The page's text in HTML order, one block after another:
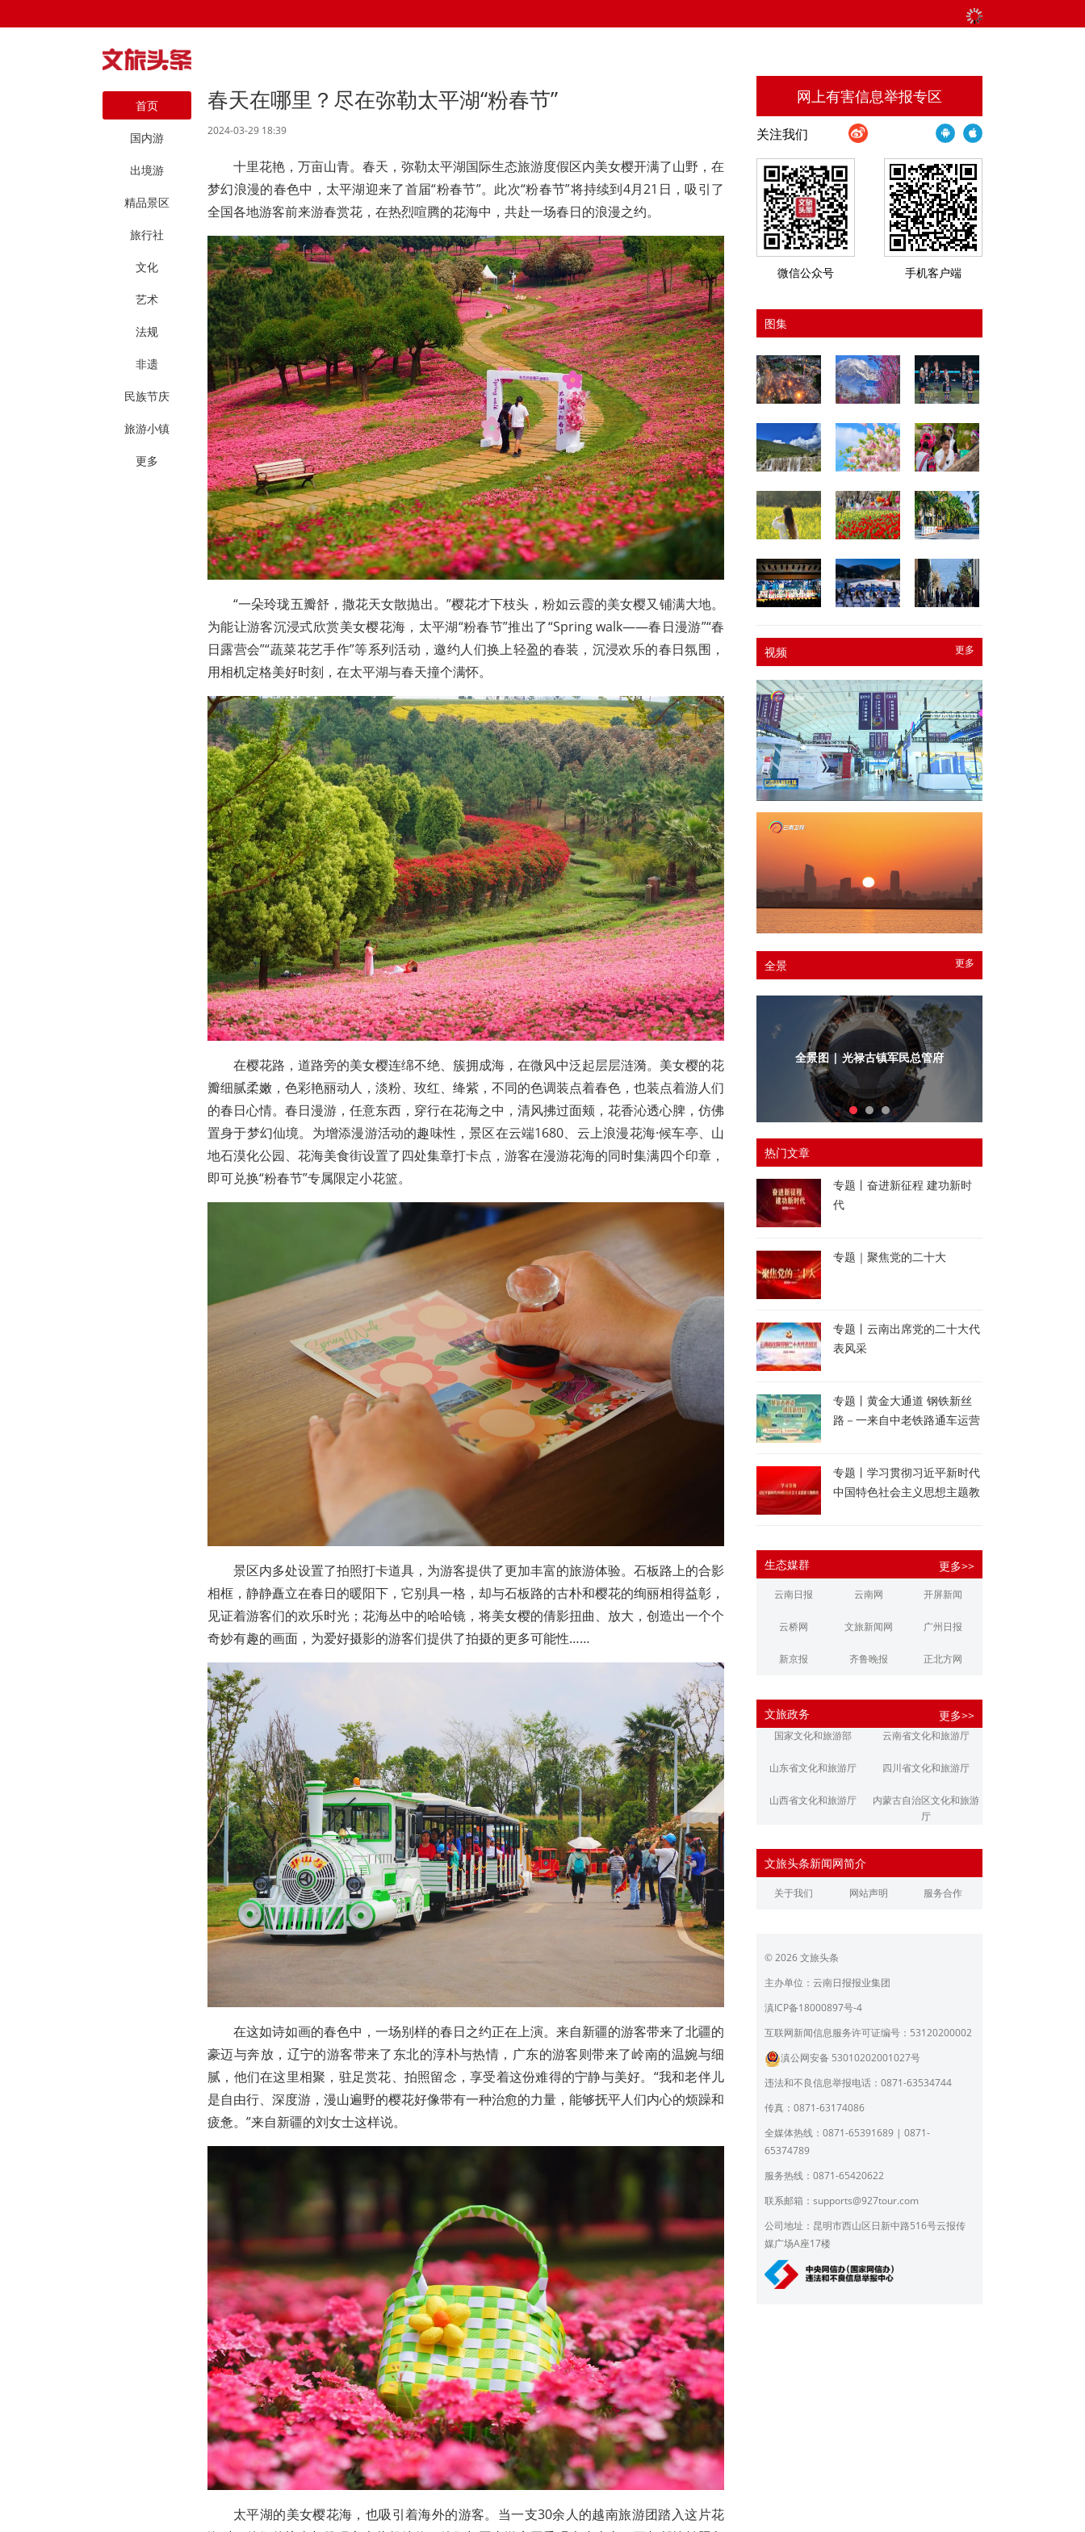
首页
国内游
出境游
精品景区
旅行社
文化
艺术
法规
非遗
民族节庆
旅游小镇
更多
春天在哪里？尽在弥勒太平湖“粉春节”
2024-03-29 18:39
十里花艳，万亩山青。春天，弥勒太平湖国际生态旅游度假区内美女樱开满了山野，在
梦幻浪漫的春色中，太平湖迎来了首届“粉春节”。此次“粉春节”将持续到4月21日，吸引了
全国各地游客前来游春赏花，在热烈喧腾的花海中，共赴一场春日的浪漫之约。
“一朵玲珑五瓣舒，撒花天女散抛出。”樱花才下枝头，粉如云霞的美女樱又铺满大地。
为能让游客沉浸式欣赏美女樱花海，太平湖“粉春节”推出了“Spring walk——春日漫游”“春
日露营会”“蔬菜花艺手作”等系列活动，邀约人们换上轻盈的春装，沉浸欢乐的春日氛围，
用相机定格美好时刻，在太平湖与春天撞个满怀。
在樱花路，道路旁的美女樱连绵不绝、簇拥成海，在微风中泛起层层涟漪。美女樱的花
瓣细腻柔嫩，色彩艳丽动人，淡粉、玫红、绛紫，不同的色调装点着春色，也装点着游人们
的春日心情。春日漫游，任意东西，穿行在花海之中，清风拂过面颊，花香沁透心脾，仿佛
置身于梦幻仙境。为增添漫游活动的趣味性，景区在云端1680、云上浪漫花海·候车亭、山
地石漠化公园、花海美食街设置了四处集章打卡点，游客在漫游花海的同时集满四个印章，
即可兑换“粉春节”专属限定小花篮。
景区内多处设置了拍照打卡道具，为游客提供了更加丰富的旅游体验。石板路上的合影
相框，静静矗立在春日的暖阳下，它别具一格，却与石板路的古朴和樱花的绚丽相得益彰，
见证着游客们的欢乐时光；花海丛中的哈哈镜，将美女樱的倩影扭曲、放大，创造出一个个
奇妙有趣的画面，为爱好摄影的游客们提供了拍摄的更多可能性……
在这如诗如画的春色中，一场别样的春日之约正在上演。来自新疆的游客带来了北疆的
豪迈与奔放，辽宁的游客带来了东北的淳朴与热情，广东的游客则带来了岭南的温婉与细
腻，他们在这里相聚，驻足赏花、拍照留念，享受着这份难得的宁静与美好。“我和老伴儿
是自由行、深度游，漫山遍野的樱花好像带有一种治愈的力量，能够抚平人们内心的烦躁和
疲惫。”来自新疆的刘女士这样说。
太平湖的美女樱花海，也吸引着海外的游客。当一支30余人的越南旅游团踏入这片花
网上有害信息举报专区
关注我们
微信公众号 手机客户端
图集
更多
视频
更多
全景
全景图 | 光禄古镇军民总管府内庭
热门文章
专题丨奋进新征程 建功新时
代
专题｜聚焦党的二十大
专题丨云南出席党的二十大代
表风采
专题丨黄金大通道 钢铁新丝
路－一来自中老铁路通车运营
专题丨学习贯彻习近平新时代
中国特色社会主义思想主题教
生态媒群 更多>>
云南日报 云南网 开屏新闻
云桥网 文旅新闻网 广州日报
新京报 齐鲁晚报 正北方网
江南都市报 潇湘晨报
文旅政务 更多>>
国家文化和旅游部 云南省文化和旅游厅
山东省文化和旅游厅 四川省文化和旅游厅
山西省文化和旅游厅
内蒙古自治区文化和旅游
厅
浙江省文化和旅游厅
江西省文化和旅游厅 河南省文化和旅游厅
广东省文化和旅游厅
育厅
陕西省文化和旅游厅 甘肃省文化和旅游厅
青海省文化和旅游厅
宁夏回族自治区文化和旅
北京市文旅局
上海市文化和旅游局
员会
文旅头条新闻网简介
关于我们 网站声明 服务合作
© 2026 文旅头条
主办单位：云南日报报业集团
滇ICP备18000897号-4
互联网新闻信息服务许可证编号：53120200002
滇公网安备 53010202001027号
违法和不良信息举报电话：0871-63534744
传真：0871-63174086
全媒体热线：0871-65391689 | 0871-
65374789
服务热线：0871-65420622
联系邮箱： supports@927tour.com
公司地址：昆明市西山区日新中路516号云报传
媒广场A座17楼